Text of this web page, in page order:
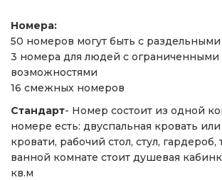
Номера:
50 номеров могут быть с
3 номера для людей с ограниченными
возможностями
16 смежных номеров
Стандарт- Номер состоит из одной
номере есть: двуспальная кровать
кровати, рабочий стол, стул, гардероб,
ванной комнате стоит душевая
кв.м